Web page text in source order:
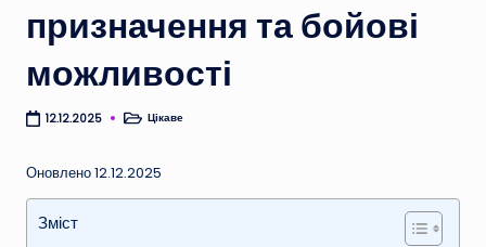
призначення та бойові
можливості
12.12.2025
Опубліковано
Цікаве
Оновлено 12.12.2025
Зміст